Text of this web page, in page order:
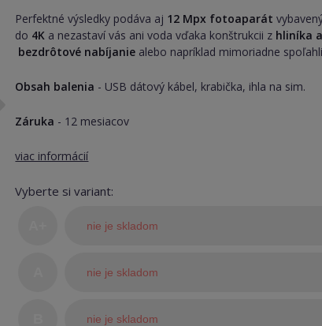
Perfektné výsledky podáva aj 12 Mpx fotoaparát
do 4K a nezastaví vás ani voda vďaka konštrukcii z hliníka
bezdrôtové nabíjanie alebo napríklad mimoriadne
Obsah balenia - USB dátový kábel, krabička, ihla na sim.
Záruka - 12 mesiacov
viac informácií
Vyberte si variant:
nie je skladom
nie je skladom
nie je skladom